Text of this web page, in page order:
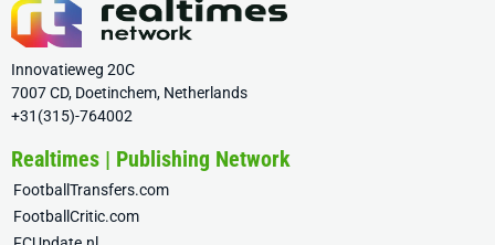
Innovatieweg 20C
7007 CD, Doetinchem, Netherlands
+31(315)-764002
Realtimes | Publishing Network
FootballTransfers.com
FootballCritic.com